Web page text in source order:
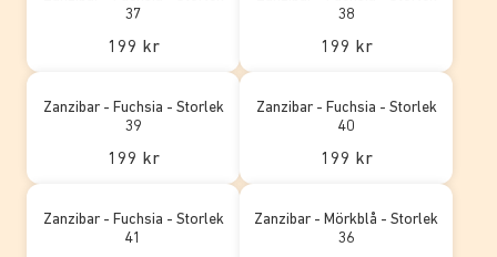
37
199 kr
38
199 kr
Zanzibar - Fuchsia - Storlek
39
199 kr
Zanzibar - Fuchsia - Storlek
40
199 kr
Zanzibar - Fuchsia - Storlek
41
Zanzibar - Mörkblå - Storlek
36